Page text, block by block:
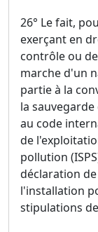
26° Le fait,
exerçant en
contrôle ou
marche d'un
partie à la
la sauvegarde
au code
de
pollution
déclaration
l'installation
stipulations